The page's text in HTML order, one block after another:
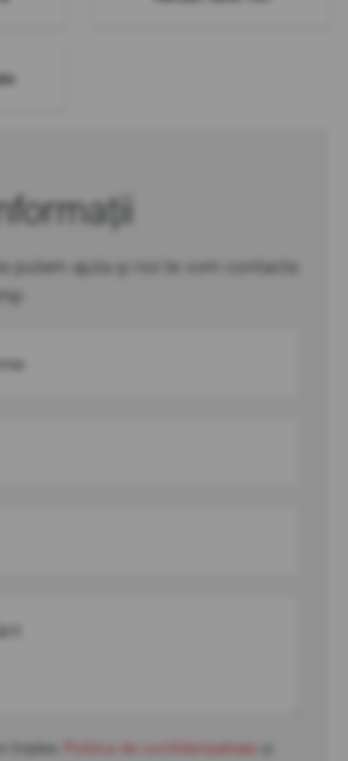
putem ajuta și noi te vom contacta
înțeles Politica de confidențialitate